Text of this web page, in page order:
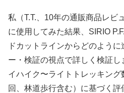
私（T.T.、10年の通販商品レビ
に使用してみた結果、SIRIO
ドカットラインからどのよう
ー・検証の視点で詳しく検証
イハイク〜ライトトレッキン
回、林道歩行含む）に基づく